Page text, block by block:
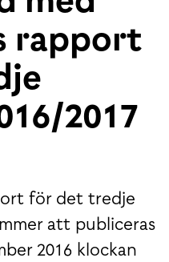
rapport
2017
för det tredje
att publiceras
2016 klockan